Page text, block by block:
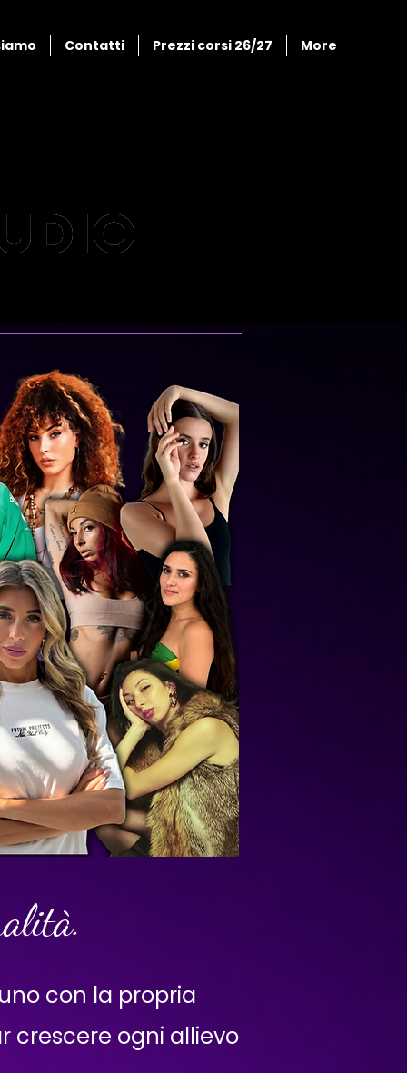
Contatti Prezzi corsi 26/27 More
con la propria
crescere ogni allievo